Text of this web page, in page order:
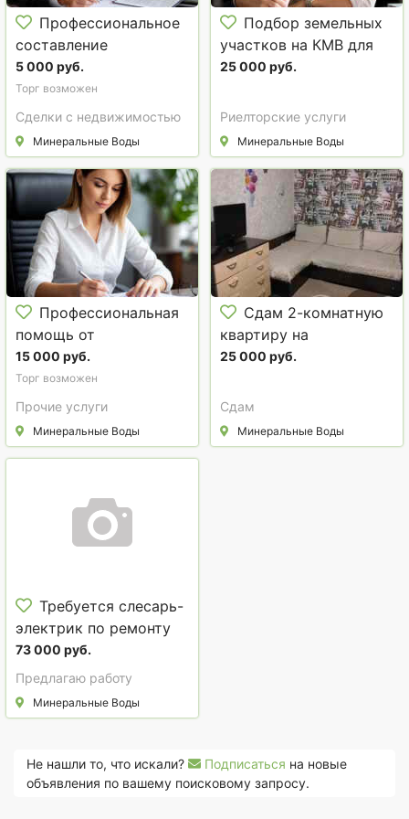
Профессиональное
составление
договоров купли-
продажи
недвижимости
5 000 руб.
Торг возможен
Сделки с недвижимостью
Минеральные Воды
Подбор земельных
участков на КМВ для
строительства Вашего
25 000 руб.
Риелторские услуги
Минеральные Воды
Профессиональная
помощь от
юридического
агентства «Выбор
КМВ» в Минеральных
Водах
15 000 руб.
Торг возможен
Прочие услуги
Минеральные Воды
Сдам 2-комнатную
квартиру на
длительный срок, 44
25 000 руб.
Сдам
Минеральные Воды
Требуется слесарь-
электрик по ремонту
электрооборудования
в сфере Услуги, ремонт,
сервисное
обслуживание
73 000 руб.
Предлагаю работу
Минеральные Воды
Не нашли то, что искали? Подписаться на новые
объявления по вашему поисковому запросу.